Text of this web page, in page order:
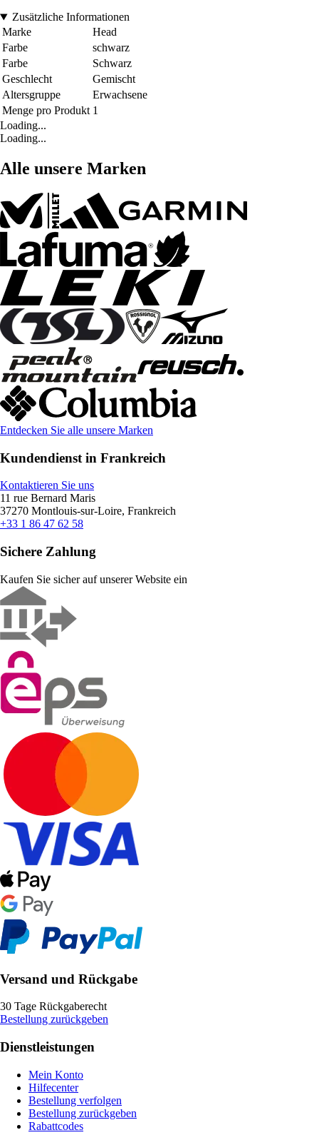
Zusätzliche Informationen
Marke
Head
Farbe
schwarz
Farbe
Schwarz
Geschlecht
Gemischt
Altersgruppe
Erwachsene
Menge pro Produkt 1
Loading...
Loading...
Alle unsere Marken
Entdecken Sie alle unsere Marken
Kundendienst in Frankreich
Kontaktieren Sie uns
11 rue Bernard Maris
37270 Montlouis-sur-Loire, Frankreich
+33 1 86 47 62 58
Sichere Zahlung
Kaufen Sie sicher auf unserer Website ein
Versand und Rückgabe
30 Tage Rückgaberecht
Bestellung zurückgeben
Dienstleistungen
Mein Konto
Hilfecenter
Bestellung verfolgen
Bestellung zurückgeben
Rabattcodes